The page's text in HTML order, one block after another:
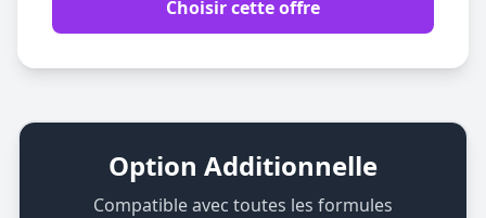
Choisir cette offre
Option Additionnelle
Compatible avec toutes les formules